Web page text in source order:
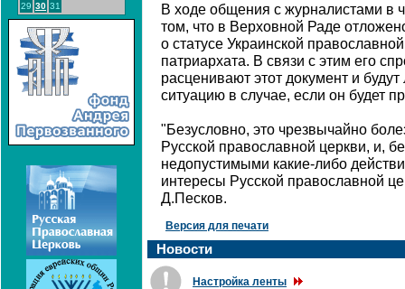
29 30 31
В ходе общения с журналистами в
том, что в Верховной Раде
о статусе Украинской
патриархата. В связи с этим его
расценивают этот документ и
ситуацию в случае, если он будет
"Безусловно, это чрезвычайно
Русской православной церкви, и,
недопустимыми какие-либо
интересы Русской православной
Д.Песков.
Версия для печати
Новости
Настройка ленты